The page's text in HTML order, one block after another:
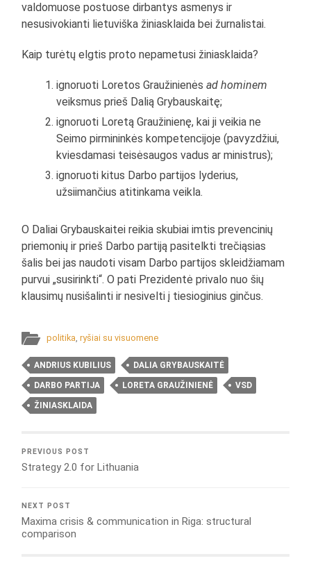
valdomuose postuose dirbantys asmenys ir
nesusivokianti lietuviška žiniasklaida bei žurnalistai.
Kaip turėtų elgtis proto nepametusi žiniasklaida?
ignoruoti Loretos Graužinienėsad hominem
veiksmus prieš Dalią Grybauskaitę;
ignoruoti Loretą Graužinienę, kai ji veikia ne
Seimo pirmininkės kompetencijoje (pavyzdžiui,
kviesdamasi teisėsaugos vadus ar ministrus);
ignoruoti kitus Darbo partijos lyderius,
užsiimančius atitinkama veikla.
O Daliai Grybauskaitei reikia skubiai imtis prevencinių
priemonių ir prieš Darbo partiją pasitelkti trečiąsias
šalis bei jas naudoti visam Darbo partijos skleidžiamam
purvui „susirinkti“. O pati Prezidentė privalo nuo šių
klausimų nusišalinti ir nesivelti į tiesioginius ginčus.
politika ,ryšiai su visuomene
ANDRIUS KUBILIUS DALIA GRYBAUSKAITĖ
DARBO PARTIJA LORETA GRAUŽINIENĖ VSD
ŽINIASKLAIDA
PREVIOUS POST
Strategy 2.0 for Lithuania
NEXT POST
Maxima crisis & communication in Riga: structural
comparison